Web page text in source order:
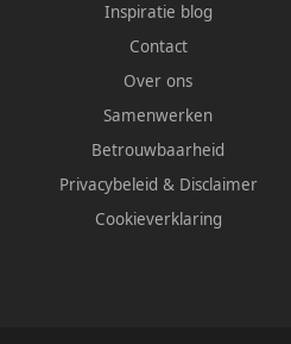
Inspiratie blog
Contact
Over ons
Samenwerken
Betrouwbaarheid
Privacybeleid & Disclaimer
Cookieverklaring